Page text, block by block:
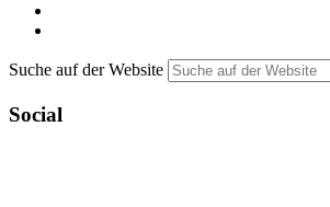
Suche auf der Website
Social